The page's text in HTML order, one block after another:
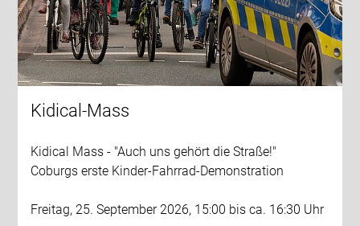
Kidical-Mass
Kidical Mass - "Auch uns gehört die Straße!"
Coburgs erste Kinder-Fahrrad-Demonstration
Freitag, 25. September 2026, 15:00 bis ca. 16:30 Uhr